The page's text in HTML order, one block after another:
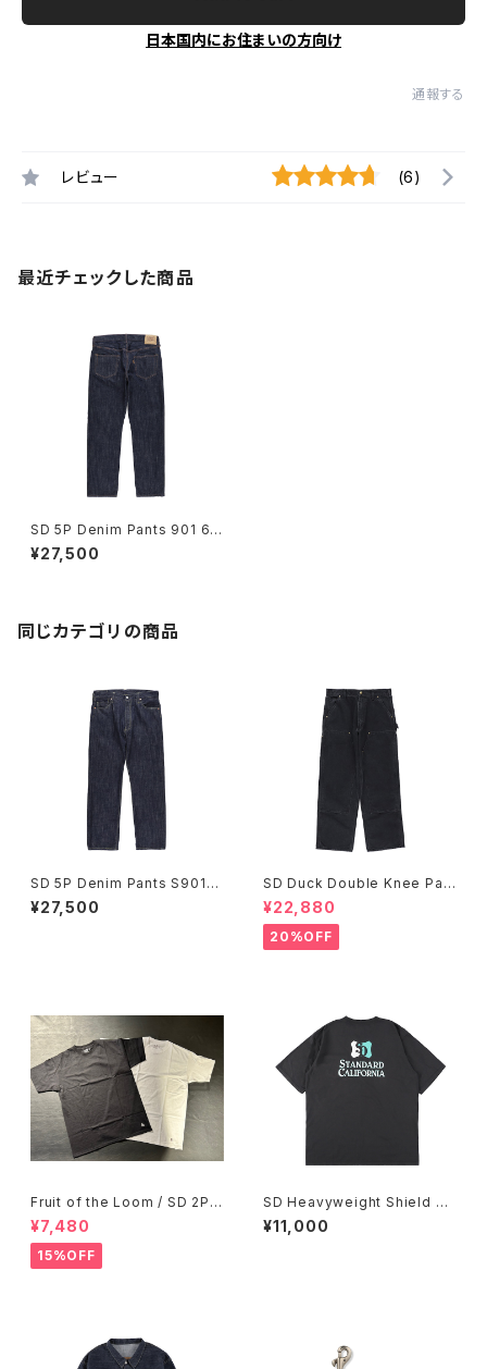
日本国内にお住まいの方向け
通報する
レビュー (6)
最近チェックした商品
SD 5P Denim Pants 901 66
OW
¥27,500
同じカテゴリの商品
SD 5P Denim Pants S901
WW II OW
¥27,500
SD Duck Double Knee Pain
ter Pants VW
¥22,880
20%OFF
Fruit of the Loom / SD 2Pa
ck T/Awesome ２カラーオリ
ジナルパック
¥7,480
15%OFF
SD Heavyweight Shield Lo
go Pocket T
¥11,000